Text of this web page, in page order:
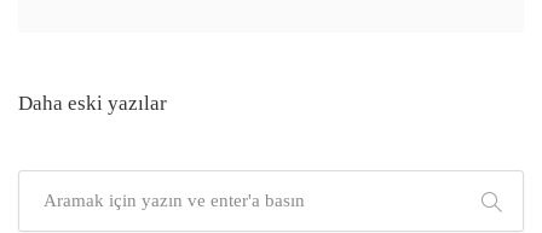
Yazı
Daha eski yazılar